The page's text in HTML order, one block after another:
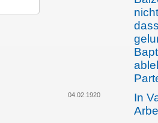
04.02.1920
In